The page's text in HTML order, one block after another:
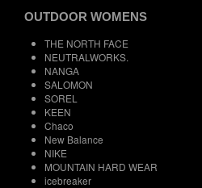
OUTDOOR WOMENS
THE NORTH FACE
NEUTRALWORKS.
NANGA
SALOMON
SOREL
KEEN
Chaco
New Balance
NIKE
MOUNTAIN HARD WEAR
icebreaker